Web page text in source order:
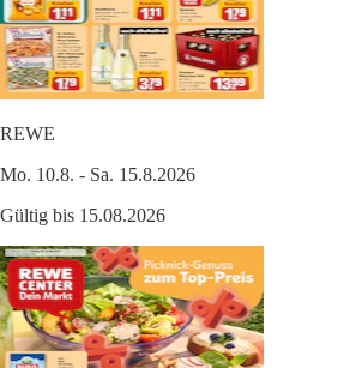
REWE
Mo. 10.8. - Sa. 15.8.2026
Gültig bis 15.08.2026